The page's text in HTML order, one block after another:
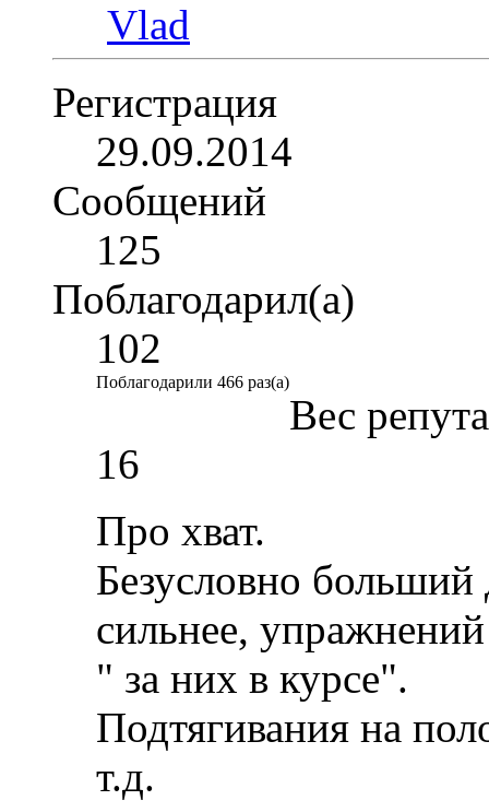
Регистрация
29.09.2014
Сообщений
125
Поблагодарил(а)
102
Поблагодарили 466 раз(а)
Вес
16
Про хват.
Безусловно больший
сильнее,
" за них в курсе".
Подтягивания на
т.д.